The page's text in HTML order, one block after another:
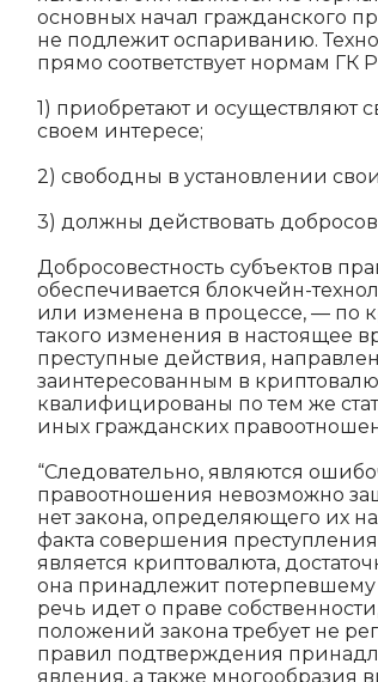
основных начал гражданского
не подлежит оспариванию.
прямо соответствует нормам ГК
1) приобретают и осуществляют
своем интересе;
2) свободны в установлении
3) должны действовать
Добросовестность субъектов
обеспечивается блокчейн-
или изменена в процессе, — по
такого изменения в настоящее
преступные действия,
заинтересованным в
квалифицированы по тем же
иных гражданских
“Следовательно, являются
правоотношения невозможно
нет закона, определяющего их
факта совершения
является криптовалюта,
она принадлежит
речь идет о праве
положений закона требует не
правил подтверждения
явления, а также многообразия